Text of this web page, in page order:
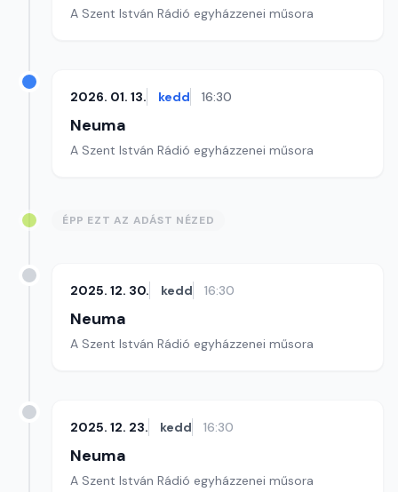
A Szent István Rádió egyházzenei műsora
2026. 01. 13. kedd 16:30
Neuma
A Szent István Rádió egyházzenei műsora
ÉPP EZT AZ ADÁST NÉZED
2025. 12. 30. kedd 16:30
Neuma
A Szent István Rádió egyházzenei műsora
2025. 12. 23. kedd 16:30
Neuma
A Szent István Rádió egyházzenei műsora